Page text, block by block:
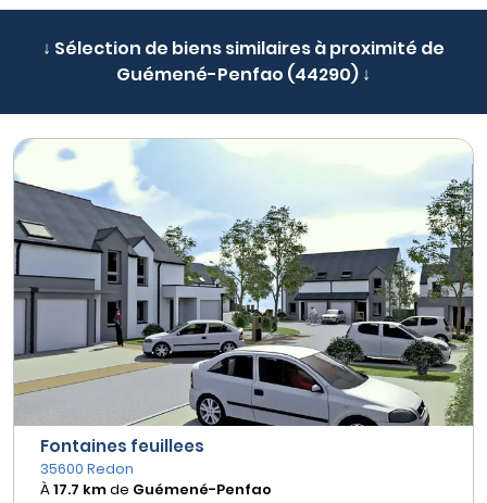
↓ Sélection de biens similaires à proximité de
Guémené-Penfao (44290) ↓
Fontaines feuillees
35600 Redon
À17.7 kmde Guémené-Penfao